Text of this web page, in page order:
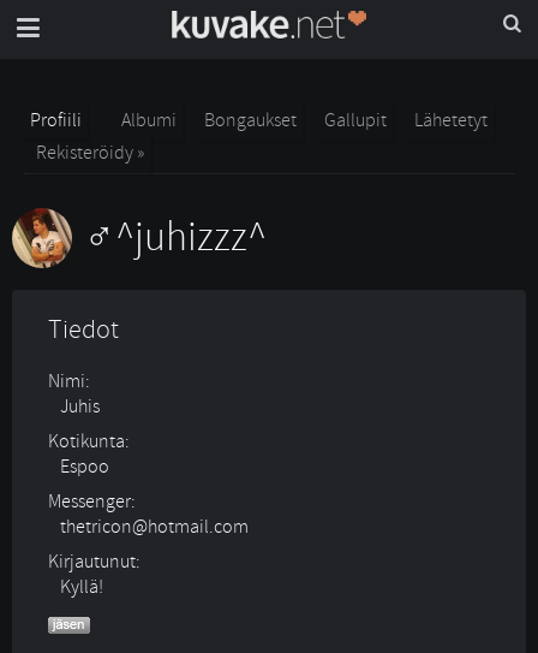
Profiili Albumi Bongaukset Gallupit
Lähetetyt
Rekisteröidy »
^juhizzz^
Tiedot
Nimi:
Juhis
Kotikunta:
Espoo
Messenger:
thetricon@hotmail.com
Kirjautunut:
Kyllä!